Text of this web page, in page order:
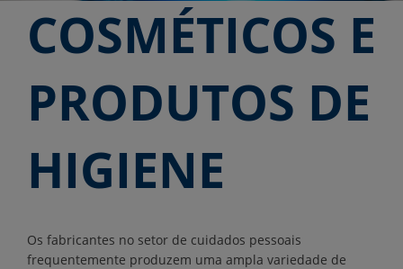
COSMÉTICOS E
PRODUTOS DE
HIGIENE
Os fabricantes no setor de cuidados pessoais
frequentemente produzem uma ampla variedade de